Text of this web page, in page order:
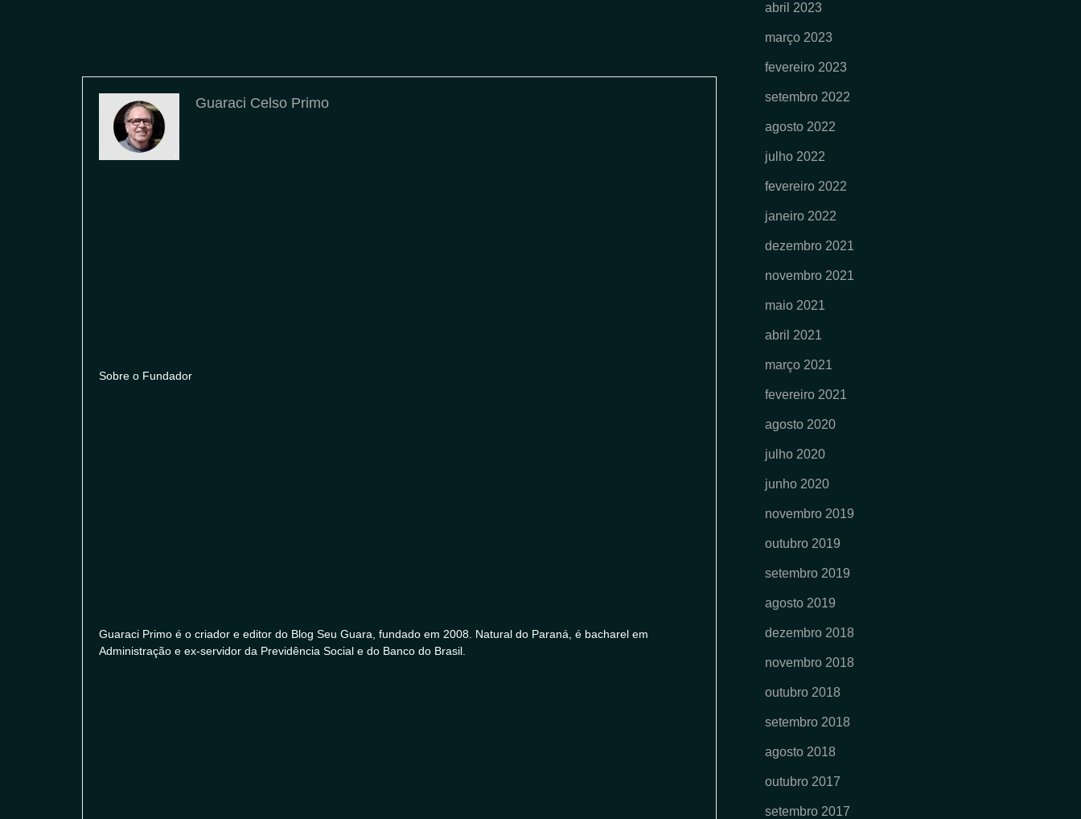
Guaraci Celso Primo
Sobre o Fundador
Guaraci Primo é o criador e editor do Blog Seu Guara, fundado em 2008. Natural do Paraná, é bacharel em
Administração e ex-servidor da Previdência Social e do Banco do Brasil.
abril 2023
março 2023
fevereiro 2023
setembro 2022
agosto 2022
julho 2022
fevereiro 2022
janeiro 2022
dezembro 2021
novembro 2021
maio 2021
abril 2021
março 2021
fevereiro 2021
agosto 2020
julho 2020
junho 2020
novembro 2019
outubro 2019
setembro 2019
agosto 2019
dezembro 2018
novembro 2018
outubro 2018
setembro 2018
agosto 2018
outubro 2017
setembro 2017